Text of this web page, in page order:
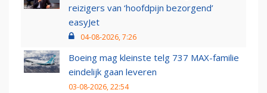
reizigers van ‘hoofdpijn bezorgend’
easyJet
04-08-2026, 7:26
Boeing mag kleinste telg 737 MAX-familie
eindelijk gaan leveren
03-08-2026, 22:54